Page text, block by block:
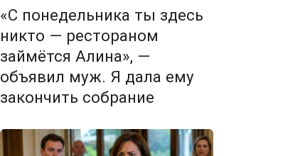
«С понедельника ты здесь
никто — рестораном
займётся Алина», —
объявил муж. Я дала ему
закончить собрание